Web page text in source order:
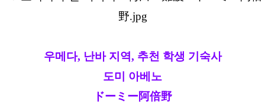
우메다, 난바 지역, 추천 학생 기숙사
도미 아베노
ドーミー阿倍野